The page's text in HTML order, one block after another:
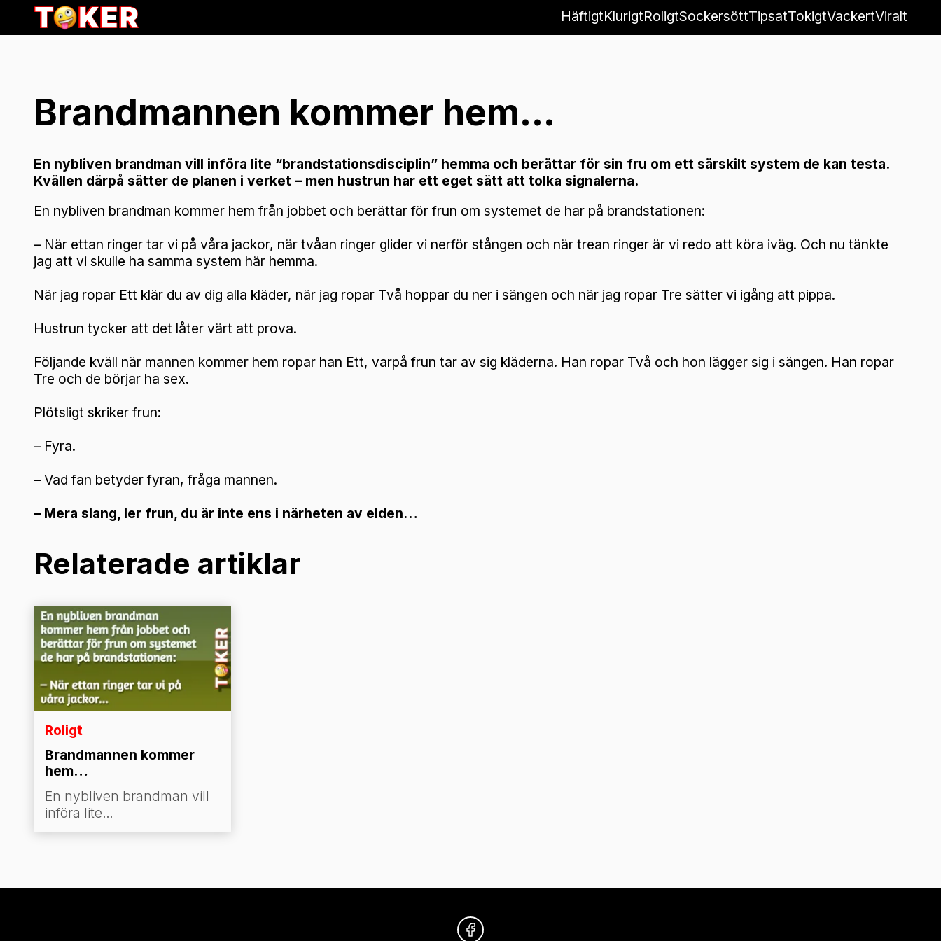
HäftigtKlurigtRoligtSockersöttTipsatTokigtVackertViralt
Brandmannen kommer hem…
En nybliven brandman vill införa lite “brandstationsdisciplin” hemma och berättar för sin fru om ett särskilt system de kan testa.
Kvällen därpå sätter de planen i verket – men hustrun har ett eget sätt att tolka signalerna.
En nybliven brandman kommer hem från jobbet och berättar för frun om systemet de har på brandstationen:
– När ettan ringer tar vi på våra jackor, när tvåan ringer glider vi nerför stången och när trean ringer är vi redo att köra iväg. Och nu tänkte
jag att vi skulle ha samma system här hemma.
När jag ropar Ett klär du av dig alla kläder, när jag ropar Två hoppar du ner i sängen och när jag ropar Tre sätter vi igång att pippa.
Hustrun tycker att det låter värt att prova.
Följande kväll när mannen kommer hem ropar han Ett, varpå frun tar av sig kläderna. Han ropar Två och hon lägger sig i sängen. Han ropar
Tre och de börjar ha sex.
Plötsligt skriker frun:
– Fyra.
– Vad fan betyder fyran, fråga mannen.
– Mera slang, ler frun, du är inte ens i närheten av elden…
Relaterade artiklar
Roligt
Brandmannen kommer
hem…
En nybliven brandman vill
införa lite
“brandstationsdisciplin”